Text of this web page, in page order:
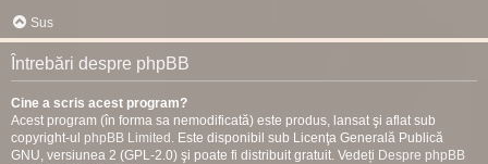
Sus
Întrebări despre phpBB
Cine a scris acest program?
Acest program (în forma sa nemodificată) este produs, lansat şi aflat sub
copyright-ul phpBB Limited . Este disponibil sub Licenţa Generală Publică
GNU, versiunea 2 (GPL-2.0) şi poate fi distribuit gratuit. Vedeți Despre phpBB